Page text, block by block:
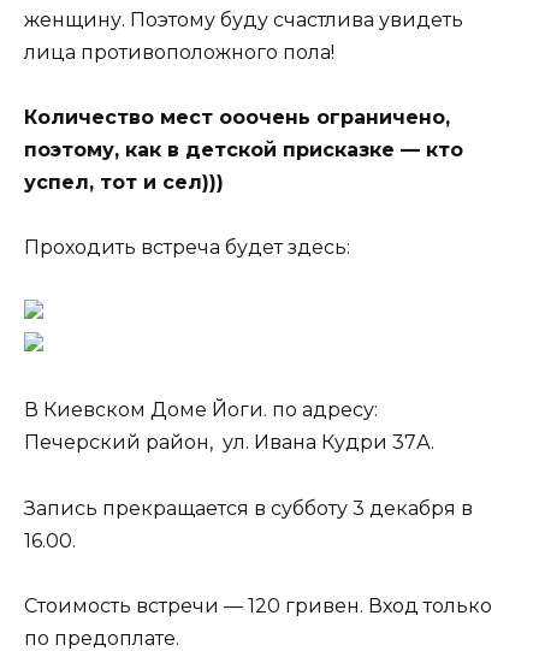
женщину. Поэтому буду счастлива увидеть
лица противоположного пола!
Количество мест ооочень ограничено,
поэтому, как в детской присказке — кто
успел, тот и сел)))
Проходить встреча будет здесь:
В Киевском Доме Йоги. по адресу:
Печерский район, ул. Ивана Кудри 37А.
Запись прекращается в субботу 3 декабря в
16.00.
Стоимость встречи — 120 гривен. Вход только
по предоплате.